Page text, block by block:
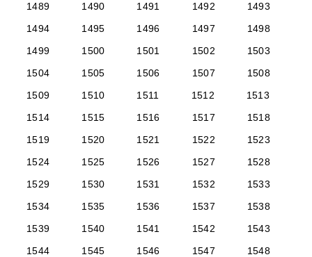
1489
1490 1491 1492
1493
1494
1495 1496 1497
1498
1499
1500 1501 1502
1503
1504
1505 1506 1507
1508
1509
1510 1511 1512
1513
1514
1515 1516 1517
1518
1519
1520 1521 1522
1523
1524
1525 1526 1527
1528
1529
1530 1531 1532
1533
1534
1535 1536 1537
1538
1539
1540 1541 1542
1543
1544
1545 1546 1547
1548